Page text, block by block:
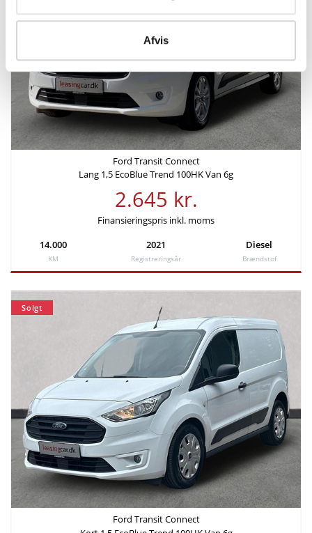
Afvis
19,2 2.920 kr.
Leveringsomkostninger (inkl.)
4.620 kr.
Finansiering
1.984 kr
Udbetaling
35.970 kr
4,58%
Løbetid
60 mdr. 83.930 kr.
Samlede kreditomkostninger
15,74%
Samlede
etableringsomkostninger
-
Ford Transit Connect
Lang 1,5 EcoBlue Trend 100HK Van 6g
2.645 kr.
Finansieringspris inkl. moms
14.000
KM
2021
Registreringsår
Diesel
Brændstof
Solgt
Ford Transit Connect